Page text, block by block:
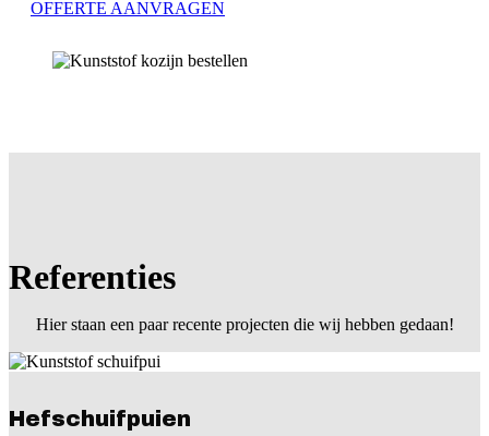
OFFERTE AANVRAGEN
Referenties
Hier staan een paar recente projecten die wij hebben gedaan!
Hefschuifpuien